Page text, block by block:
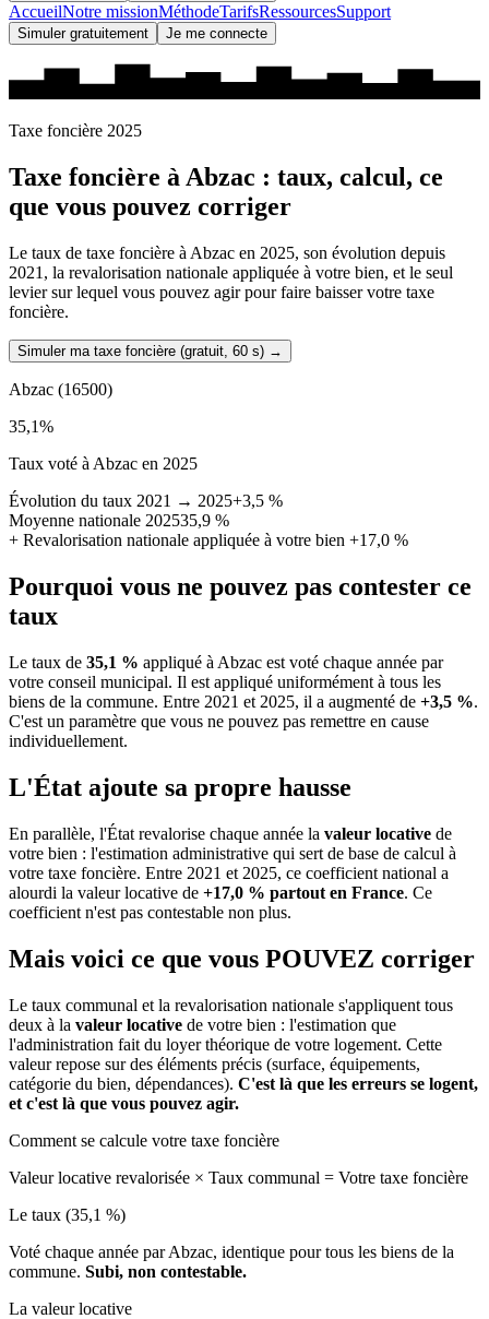
AccueilNotre missionMéthodeTarifsRessourcesSupport
Simuler gratuitement Je me connecte
Taxe foncière 2025
Taxe foncière àAbzac : taux, calcul, ce
que vous pouvez corriger
Le taux de taxe foncière à Abzac en 2025, son évolution depuis
2021, la revalorisation nationale appliquée à votre bien, et le seul
levier sur lequel vous pouvez agir pour faire baisser votre taxe
foncière.
Simuler ma taxe foncière (gratuit, 60 s) →
Abzac (16500)
35,1%
Taux voté à Abzac en 2025
Évolution du taux 2021 → 2025+3,5 %
Moyenne nationale 202535,9 %
+ Revalorisation nationale appliquée à votre bien +17,0 %
Pourquoi vous ne pouvez pas contester ce
taux
Le taux de 35,1 % appliqué à Abzac est voté chaque année par
votre conseil municipal. Il est appliqué uniformément à tous les
biens de la commune. Entre 2021 et 2025, il a augmenté de +3,5 %.
C'est un paramètre que vous ne pouvez pas remettre en cause
individuellement.
L'État ajoute sa propre hausse
En parallèle, l'État revalorise chaque année la valeur locative de
votre bien : l'estimation administrative qui sert de base de calcul à
votre taxe foncière. Entre 2021 et 2025, ce coefficient national a
alourdi la valeur locative de +17,0 % partout en France. Ce
coefficient n'est pas contestable non plus.
Mais voici ce que vous POUVEZ corriger
Le taux communal et la revalorisation nationale s'appliquent tous
deux à la valeur locative de votre bien : l'estimation que
l'administration fait du loyer théorique de votre logement. Cette
valeur repose sur des éléments précis (surface, équipements,
catégorie du bien, dépendances). C'est là que les erreurs se logent,
et c'est là que vous pouvez agir.
Comment se calcule votre taxe foncière
Valeur locative revalorisée × Taux communal = Votre taxe foncière
Le taux (35,1 %)
Voté chaque année par Abzac, identique pour tous les biens de la
commune. Subi, non contestable.
La valeur locative